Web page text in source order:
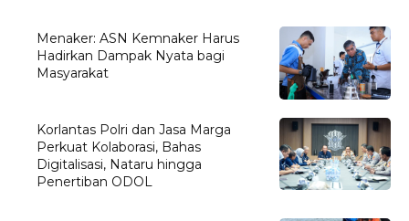
Menaker: ASN Kemnaker Harus
Hadirkan Dampak Nyata bagi
Masyarakat
Korlantas Polri dan Jasa Marga
Perkuat Kolaborasi, Bahas
Digitalisasi, Nataru hingga
Penertiban ODOL